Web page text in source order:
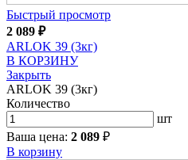
Быстрый просмотр
2 089 ₽
ARLOK 39 (3кг)
В КОРЗИНУ
Закрыть
ARLOK 39 (3кг)
Количество
шт
Ваша цена: 2 089 ₽
В корзину